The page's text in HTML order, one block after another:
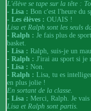
L'élève se tape sur la tête :
- Lisa : Bon c'est l'heure du
- Les élèves : OUAIS !
Lisa et Ralph sont les seuls
- Ralph : Je fais plus de
basket.
- Lisa : Ralph, suis-je un
- Ralph : J'irai au sport si je
- Lisa : Non.
- Ralph : Lisa, tu es
en plus jolie !
En sortant de la classe.
- Lisa : Merci, Ralph. Je vais
Lisa et Ralph sont partis.